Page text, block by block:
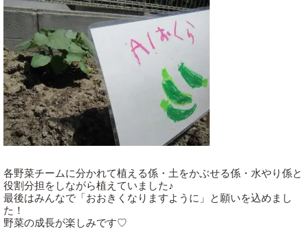
各野菜チームに分かれて植える係・土をかぶせる係・水やり係と
役割分担をしながら植えていました♪
最後はみんなで「おおきくなりますように」と願いを込めまし
た！
野菜の成長が楽しみです♡